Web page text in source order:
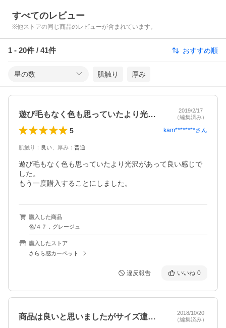
すべてのレビュー
※他ストアの同じ商品のレビューが含まれています。
1 - 20件 / 41件 おすすめ順
星の数 肌触り 厚み
遊び毛もなく色も思っていたより光沢があ…
2019/2/17
（編集済み）
5 kam********さん
肌触り ： 良い 厚み ： 普通
遊び毛もなく色も思っていたより光沢があって良い感じで
した。
もう一度購入することにしました。
購入した商品
色/４７．グレージュ
購入したストア
さらら感カーペット
違反報告 いいね 0
商品は良いと思いましたがサイズ違いが届…
2018/10/20
（編集済み）